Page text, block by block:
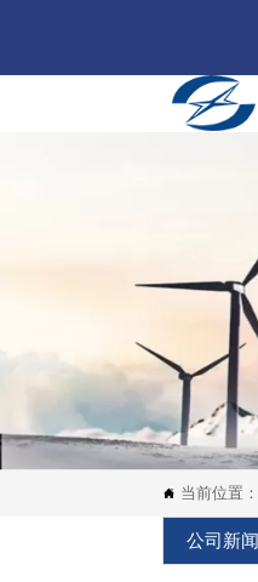
 当前位置：
公司新闻